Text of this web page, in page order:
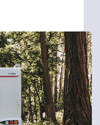
seguridad al
puesto
sureinvención
de sus vehículos
un amante de la
o elija la
CaraCito, no se
una caravana